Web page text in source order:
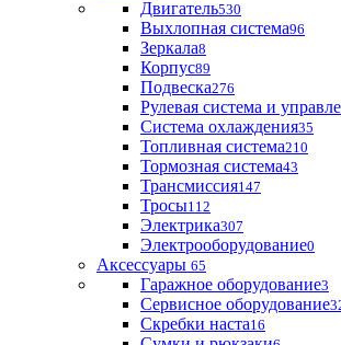
Двигатель530
Выхлопная система96
Зеркала8
Корпус89
Подвеска276
Рулевая система и
Система охлаждения35
Топливная система210
Тормозная система43
Трансмиссия147
Тросы112
Электрика307
Электрооборудование0
Аксессуары 65
Гаражное оборудование3
Сервисное оборудование
Скребки наста16